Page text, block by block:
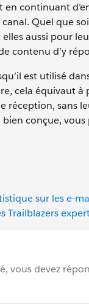
continuant
Quel que
aussi pour
contenu d’y
est utilisé
cela équivaut à
réception, sans
conçue,
sur les e-
Trailblazers